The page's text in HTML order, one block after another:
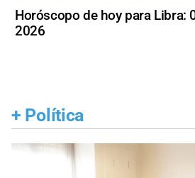
Horóscopo de hoy para Libra:
2026
+ Política